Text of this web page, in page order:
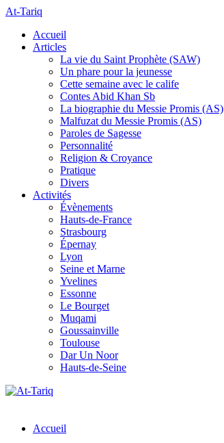
At-Tariq
Accueil
Articles
La vie du Saint Prophète (SAW)
Un phare pour la jeunesse
Cette semaine avec le calife
Contes Abid Khan Sb
La biographie du Messie Promis (AS)
Malfuzat du Messie Promis (AS)
Paroles de Sagesse
Personnalité
Religion & Croyance
Pratique
Divers
Activités
Évènements
Hauts-de-France
Strasbourg
Épernay
Lyon
Seine et Marne
Yvelines
Essonne
Le Bourget
Muqami
Goussainville
Toulouse
Dar Un Noor
Hauts-de-Seine
Accueil